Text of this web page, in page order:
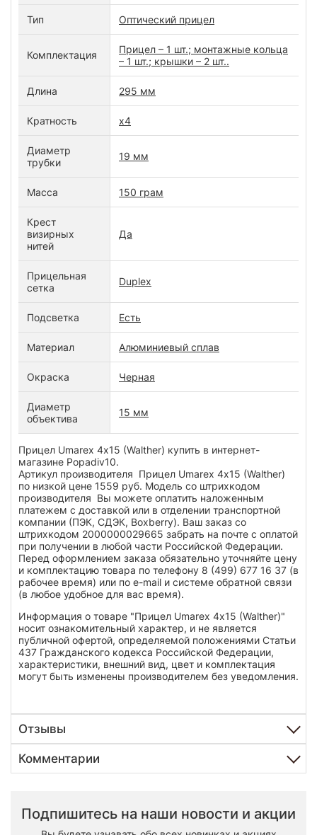
Тип Оптический прицел
Комплектация
Прицел – 1 шт.; монтажные кольца
– 1 шт.; крышки – 2 шт..
Длина 295 мм
Кратность х4
Диаметр
трубки
19 мм
Масса 150 грам
Крест
визирных
нитей
Да
Прицельная
сетка
Duplex
Подсветка Есть
Материал Алюминиевый сплав
Окраска Черная
Диаметр
объектива
15 мм
Прицел Umarex 4х15 (Walther) купить в интернет-
магазине Popadiv10.
Артикул производителя Прицел Umarex 4х15 (Walther)
по низкой цене 1559 руб. Модель со штрихкодом
производителя Вы можете оплатить наложенным
платежем с доставкой или в отделении транспортной
компании (ПЭК, СДЭК, Boxberry). Ваш заказ со
штрихкодом 2000000029665 забрать на почте с оплатой
при получении в любой части Российской Федерации.
Перед оформлением заказа обязательно уточняйте цену
и комплектацию товара по телефону 8 (499) 677 16 37 (в
рабочее время) или по e-mail и системе обратной связи
(в любое удобное для вас время).
Информация о товаре "Прицел Umarex 4х15 (Walther)"
носит ознакомительный характер, и не является
публичной офертой, определяемой положениями Статьи
437 Гражданского кодекса Российской Федерации,
характеристики, внешний вид, цвет и комплектация
могут быть изменены производителем без уведомления.
Отзывы
Комментарии
Подпишитесь на наши новости и акции